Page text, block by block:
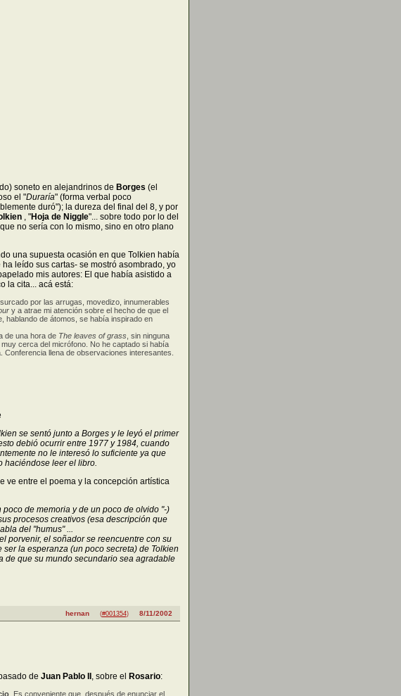
soneto en alejandrinos de Borges (el
el "Duraría" (forma verbal poco
duró"); la dureza del final del 8, y por
, "Hoja de Niggle"... sobre todo por lo del
no sería con lo mismo, sino en otro plano
una supuesta ocasión en que Tolkien había
leído sus cartas- se mostró asombrado, yo
mis autores: El que había asistido a
la cita... acá está:
por las arrugas, movedizo, innumerables
y a atrae mi atención sobre el hecho de que el
hablando de átomos, se había inspirado en
de una hora de The leaves of grass, sin ninguna
cerca del micrófono. No he captado si había
llena de observaciones interesantes.
se sentó junto a Borges y le leyó el primer
debió ocurrir entre 1977 y 1984, cuando
no le interesó lo suficiente ya que
haciéndose leer el libro.
ve entre el poema y la concepción artística
de memoria y de un poco de olvido "-)
procesos creativos (esa descripción que
del "humus" ...
porvenir, el soñador se reencuentre con su
la esperanza (un poco secreta) de Tolkien
de que su mundo secundario sea agradable
hernan (#001354) 8/11/2002
de Juan Pablo II , sobre el Rosario:
. Es conveniente que, después de enunciar el